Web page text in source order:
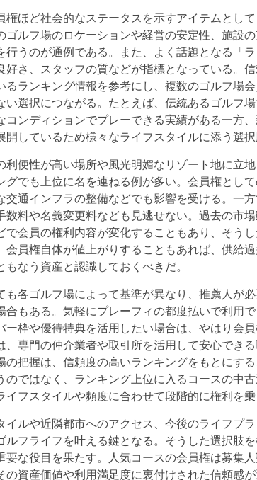
権ほど社会的なステータスを示すアイテムとし
ゴルフ場のロケーションや経営の安定性、施設
行うのが通例である。また、よく話題となる「
好さ、スタッフの質などが指標となっている。
るランキング情報を参考にし、複数のゴルフ場
い選択につながる。たとえば、伝統あるゴルフ
コンディションでプレーできる実績がある一方
開しているため様々なライフスタイルに添う選択
利便性が高い場所や風光明媚なリゾート地に立
グでも上位に名を連ねる例が多い。会員権とし
交通インフラの整備などでも影響を受ける。一
数料や名義変更料なども見逃せない。過去の市
で会員の権利内容が変化することもあり、そう
会員権自体が値上がりすることもあれば、供給
もなう資産と認識しておくべきだ。
も各ゴルフ場によって基準が異なり、推薦人が
合もある。気軽にプレーフィの都度払いで利用
ー枠や優待特典を活用したい場合は、やはり会
、専門の仲介業者や取引所を活用して安心でき
の把握は、信頼度の高いランキングをもとにす
のではなく、ランキング上位に入るコースの中
イフスタイルや頻度に合わせて段階的に権利を
イルや近隣都市へのアクセス、今後のライフプ
ルフライフを叶える鍵となる。そうした選択肢
要な役目を果たす。人気コースの会員権は募集
の資産価値や利用満足度に裏付けされた信頼感